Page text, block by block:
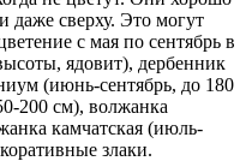
даже сверху. Это могут
с мая по сентябрь в
ядовит), дербенник
(июнь-сентябрь, до 180
200 см), волжанка
камчатская (июль-
злаки.